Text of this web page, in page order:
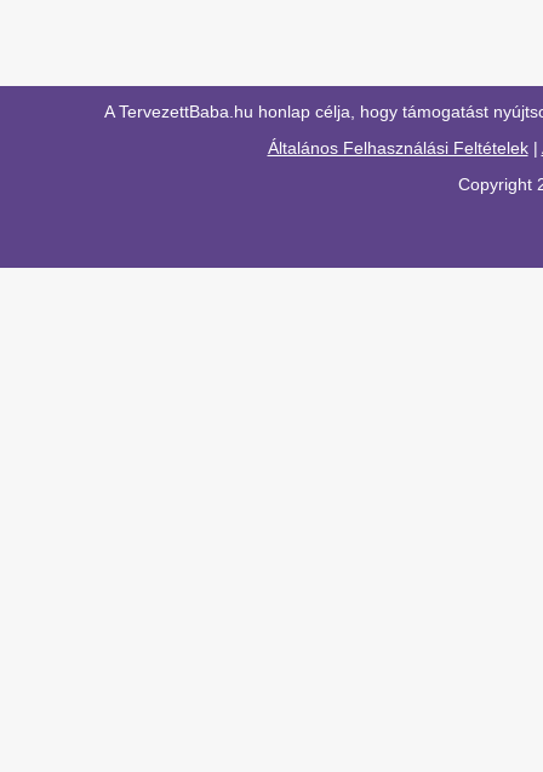
A TervezettBaba.hu honlap célja, hogy támogatást
Általános Felhasználási Feltételek|
Copyright